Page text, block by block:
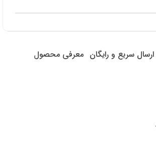
ارسال سریع و رایگان معرفی محصول